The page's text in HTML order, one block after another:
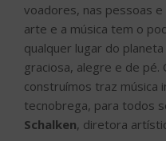
voadores, nas pessoas
arte e a música tem o
qualquer lugar do
graciosa, alegre e de pé.
construímos traz música
tecnobrega, para todos
Schalken, diretora